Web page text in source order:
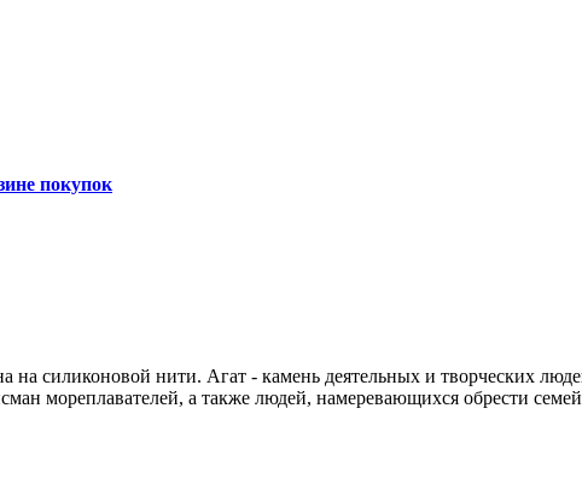
покупок
на силиконовой нити. Агат - камень деятельных и творческих
мореплавателей, а также людей, намеревающихся обрести